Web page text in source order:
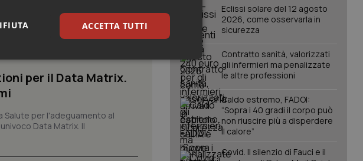
per il Data Matrix.
Salute per l'adeguamento al
Data Matrix. Il
Eclissi solare del 12 agosto
2026, come osservarla in
sicurezza
Contratto sanità, valorizzati
gli infermieri ma penalizzate
le altre professioni
Caldo estremo, FADOI:
“Sopra i 40 gradi il corpo può
non riuscire più a disperdere
il calore”
Covid. Il silenzio di Fauci e il
ACCETTA TUTTI
Marketing